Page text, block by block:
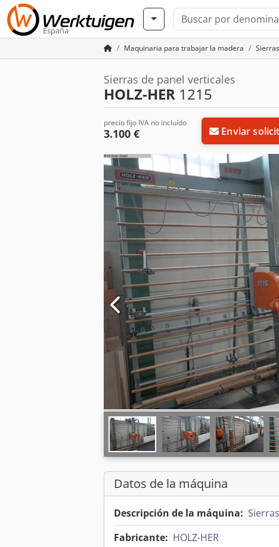
España
Maquinaria para trabajar la madera
Sierras de panel verticales
HOLZ-HER 1215
precio fijo IVA no incluído
3.100 € Enviar
Datos de la máquina
Descripción de la máquina:
Fabricante: HOLZ-HER